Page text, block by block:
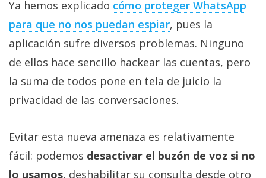
Ya hemos explicado cómo proteger WhatsApp
para que no nos puedan espiar, pues la
aplicación sufre diversos problemas. Ninguno
de ellos hace sencillo hackear las cuentas, pero
la suma de todos pone en tela de juicio la
privacidad de las conversaciones.
Evitar esta nueva amenaza es relativamente
fácil: podemos desactivar el buzón de voz si no
lo usamos, deshabilitar su consulta desde otro